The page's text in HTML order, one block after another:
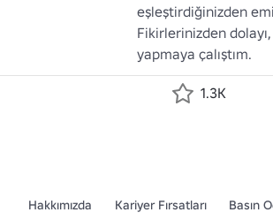
eşleştirdiğinizden
Fikirlerinizden
yapmaya çalıştım.
1.3K
Hakkımızda Kariyer Fırsatları Basın